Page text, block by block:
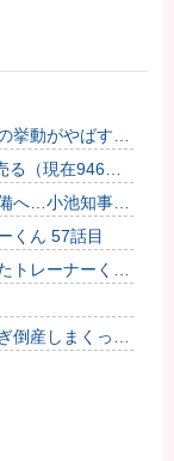
挙動がやばすぎ
る（現在946万
へ…小池知事
！
くん 57話目
トレーナーくん
倒産しまくって